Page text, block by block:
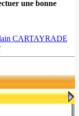
une bonne
CARTAYRADE